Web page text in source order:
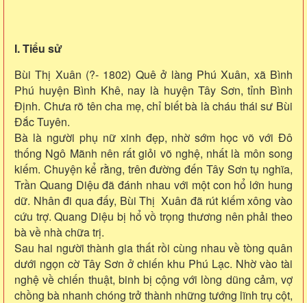
I. Tiểu sử
Bùi Thị Xuân (?- 1802) Quê ở làng Phú Xuân, xã Bình
Phú huyện Bình Khê, nay là huyện Tây Sơn, tỉnh Bình
Định. Chưa rõ tên cha mẹ, chỉ biết bà là cháu thái sư Bùi
Đắc Tuyên.
Bà là người phụ nữ xinh đẹp, nhờ sớm học võ với Đô
thống Ngô Mãnh nên rất giỏi võ nghệ, nhất là môn song
kiếm. Chuyện kể rằng, trên đường đến Tây Sơn tụ nghĩa,
Trần Quang Diệu đã đánh nhau với một con hổ lớn hung
dữ. Nhân đi qua đấy, Bùi Thị Xuân đã rút kiếm xông vào
cứu trợ. Quang Diệu bị hổ vồ trọng thương nên phải theo
bà về nhà chữa trị.
Sau hai người thành gia thất rồi cùng nhau về tòng quân
dưới ngọn cờ Tây Sơn ở chiến khu Phú Lạc. Nhờ vào tài
nghệ về chiến thuật, binh bị cộng với lòng dũng cảm, vợ
chồng bà nhanh chóng trở thành những tướng lĩnh trụ cột,